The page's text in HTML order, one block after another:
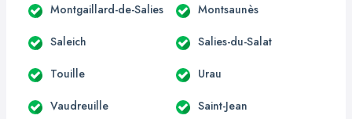
Montgaillard-de-Salies Montsaunès
Saleich Salies-du-Salat
Touille Urau
Vaudreuille Saint-Jean